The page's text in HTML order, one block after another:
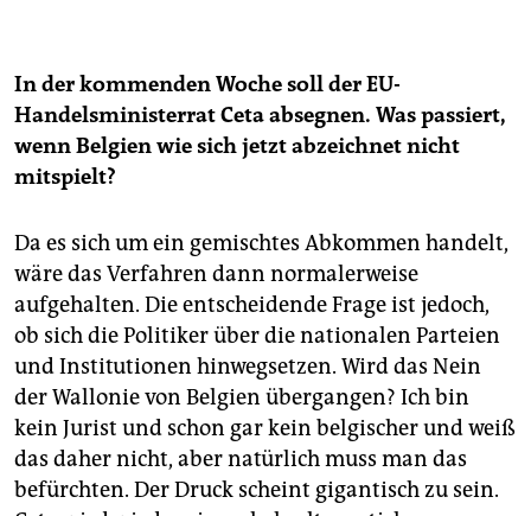
In der kommenden Woche soll der EU-
Handelsministerrat Ceta absegnen. Was passiert,
wenn Belgien wie sich jetzt abzeichnet nicht
mitspielt?
Da es sich um ein gemischtes Abkommen handelt,
wäre das Verfahren dann normalerweise
aufgehalten. Die entscheidende Frage ist jedoch,
ob sich die Politiker über die nationalen Parteien
und Institutionen hinwegsetzen. Wird das Nein
der Wallonie von Belgien übergangen? Ich bin
kein Jurist und schon gar kein belgischer und weiß
das daher nicht, aber natürlich muss man das
befürchten. Der Druck scheint gigantisch zu sein.